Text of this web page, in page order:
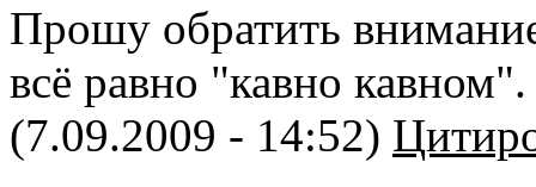
Прошу обратить
всё равно "кавно
(7.09.2009 - 14:52)